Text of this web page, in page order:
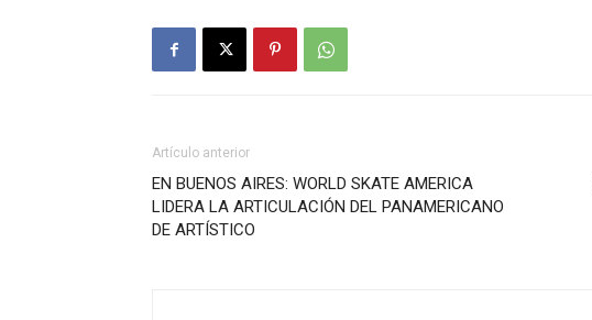
Artículo anterior
EN BUENOS AIRES: WORLD SKATE AMERICA
LIDERA LA ARTICULACIÓN DEL PANAMERICANO
DE ARTÍSTICO